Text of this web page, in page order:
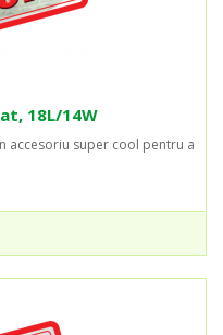
18L/14W
accesoriu super cool pentru a